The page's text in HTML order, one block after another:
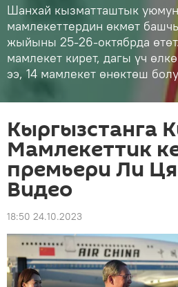
Шанхай кызматташтык
мамлекеттердин өкмөт
жыйыны 25-26-октябрда
мамлекет кирет, дагы үч
ээ, 14 мамлекет өнөктөш
Кыргызстанга
Мамлекеттик
премьери Ли
Видео
18:50 24.10.2023